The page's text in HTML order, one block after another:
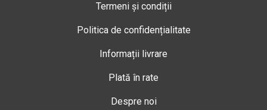
Termeni și condiții
Politica de confidențialitate
Informații livrare
Plată în rate
Despre noi